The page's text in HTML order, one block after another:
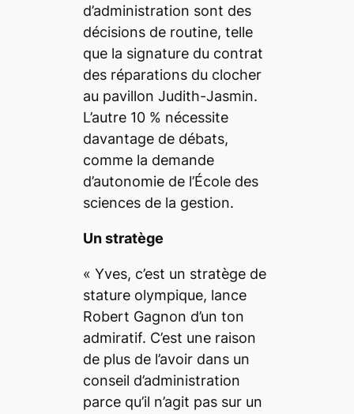
d’administration sont des
décisions de routine, telle
que la signature du contrat
des réparations du clocher
au pavillon Judith-Jasmin.
L’autre 10 % nécessite
davantage de débats,
comme la demande
d’autonomie de l’École des
sciences de la gestion.
Un stratège
« Yves, c’est un stratège de
stature olympique, lance
Robert Gagnon d’un ton
admiratif. C’est une raison
de plus de l’avoir dans un
conseil d’administration
parce qu’il n’agit pas sur un